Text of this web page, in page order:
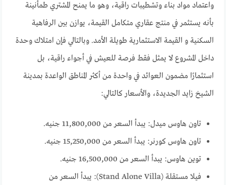
واعتماد مواد بناء وتشطيبات راقية، وهو ما يمنح المشتري طمأنينة
بأنه يستثمر في منتج عقاري متكامل القيمة، يوازن بين الرفاهية
السكنية و القيمة الاستثمارية طويلة الأمد. وبالتالي فإن امتلاك وحدة
داخل المشروع لا يمثل فقط فرصة للعيش في أجواء راقية، بل
استثمارًا مضمون العوائد في واحدة من أكثر المناطق الواعدة بمدينة
الشيخ زايد الجديدة، والأسعار كالتالي:
تاون هاوس ميدل: يبدأ السعر من 11,800,000 جنيه.
تاون هاوس كورنر: يبدأ السعر من 15,250,000 جنيه.
توين هاوس: يبدأ السعر من 16,500,000 جنيه.
فيلا مستقلة (Stand Alone Villa): يبدأ السعر من